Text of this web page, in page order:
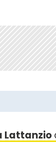
Lattanzio